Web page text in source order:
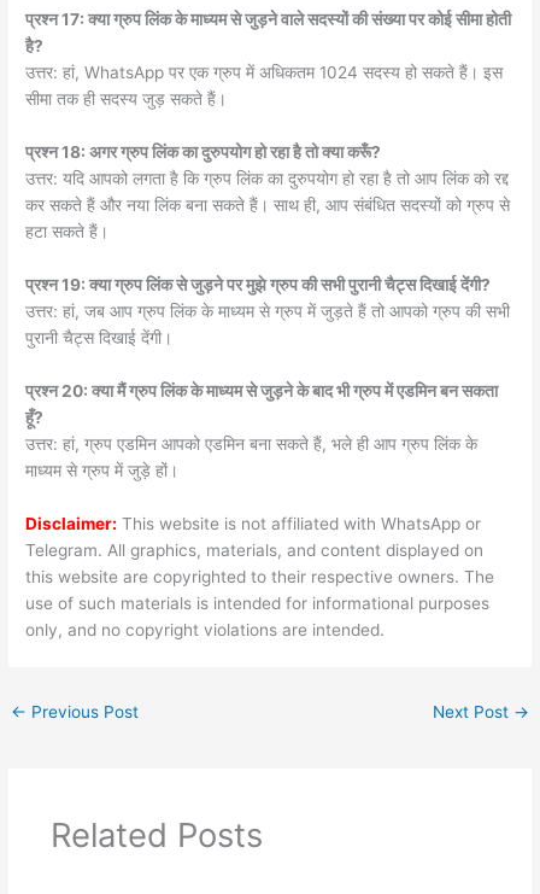
प्रश्न 17: क्या ग्रुप लिंक के माध्यम से जुड़ने वाले सदस्यों की संख्या पर कोई सीमा होती
है?
उत्तर: हां, WhatsApp पर एक ग्रुप में अधिकतम 1024 सदस्य हो सकते हैं। इस
सीमा तक ही सदस्य जुड़ सकते हैं।
प्रश्न 18: अगर ग्रुप लिंक का दुरुपयोग हो रहा है तो क्या करूँ?
उत्तर: यदि आपको लगता है कि ग्रुप लिंक का दुरुपयोग हो रहा है तो आप लिंक को रद्द
कर सकते हैं और नया लिंक बना सकते हैं। साथ ही, आप संबंधित सदस्यों को ग्रुप से
हटा सकते हैं।
प्रश्न 19: क्या ग्रुप लिंक से जुड़ने पर मुझे ग्रुप की सभी पुरानी चैट्स दिखाई देंगी?
उत्तर: हां, जब आप ग्रुप लिंक के माध्यम से ग्रुप में जुड़ते हैं तो आपको ग्रुप की सभी
पुरानी चैट्स दिखाई देंगी।
प्रश्न 20: क्या मैं ग्रुप लिंक के माध्यम से जुड़ने के बाद भी ग्रुप में एडमिन बन सकता
हूँ?
उत्तर: हां, ग्रुप एडमिन आपको एडमिन बना सकते हैं, भले ही आप ग्रुप लिंक के
माध्यम से ग्रुप में जुड़े हों।
Disclaimer: This website is not affiliated with WhatsApp or
Telegram. All graphics, materials, and content displayed on
this website are copyrighted to their respective owners. The
use of such materials is intended for informational purposes
only, and no copyright violations are intended.
← Previous Post Next Post →
Related Posts